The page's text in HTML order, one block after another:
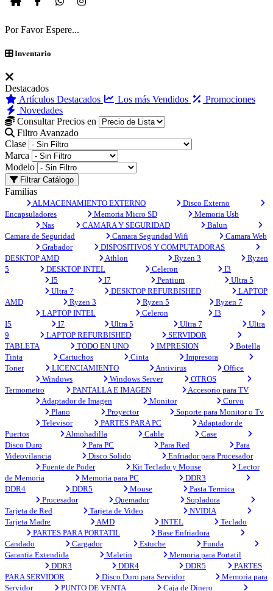
Por Favor Espere...
Inventario
Destacados
Artículos Destacados
Los más Vendidos
Promociones
Novedades
Consultar Precios en
Filtro Avanzado
Clase
Marca
Modelo
Filtrar Catálogo
Familias
ALMACENAMIENTO EXTERNO
Disco Externo
Encapsuladores
Memoria Micro SD
Memoria Usb
Nas
CAMARA Y SEGURIDAD
Balun
Camara de Seguridad
Camara Seguridad Wifi
Camara Web
Grabador
DISPOSITIVOS Y COMPUTADORAS
DESKTOP AMD
Athlon Ryzen 3
Ryzen
5
DESKTOP INTEL Celeron
I3
I5
I7 Pentium
Ultra 5
Ultra 7
DESKTOP REFURBISHED
LAPTOP
AMD
Ryzen 3 Ryzen 5
Ryzen 7
LAPTOP INTEL
Celeron
I3
I5
I7 Ultra 5 Ultra 7
Ultra
9
LAPTOP REFURBISHED
SERVIDOR
TABLETA
TODO EN UNO IMPRESION
Botella
Tinta
Cartuchos Cinta
Impresora
Toner
LICENCIAMIENTO Antivirus
Office
Windows
Windows Server
OTROS
Termometro
PANTALLA E IMAGEN
Accesorio para TV
Adaptador de Imagen
Monitor
Curvo
Plano
Proyector
Soporte para Monitor o Tv
Televisor
PARTES PARA PC
Adaptador de
Puertos
Almohadilla Cable
Case
Disco Duro
Para PC Para Red
Para
Videovilancia
Disco Solido
Enfriador para Procesador
Fuente de Poder
Kit Teclado y Mouse
Lector
de Memoria
Memoria para PC
DDR3
DDR4
DDR5 Mouse
Pasta Termica
Procesador
Quemador
Sopladora
Tarjeta de Red
Tarjeta de Video
NVIDIA
Tarjeta Madre
AMD INTEL
Teclado
PARTES PARA PORTATIL
Base Enfriadora
Candado
Cargador Estuche
Funda
Garantia Extendida
Maletin
Memoria para Portatil
DDR3
DDR4 DDR5
PARTES
PARA SERVIDOR
Disco Duro para Servidor
Memoria para
Servidor
PUNTO DE VENTA Caja de Dinero